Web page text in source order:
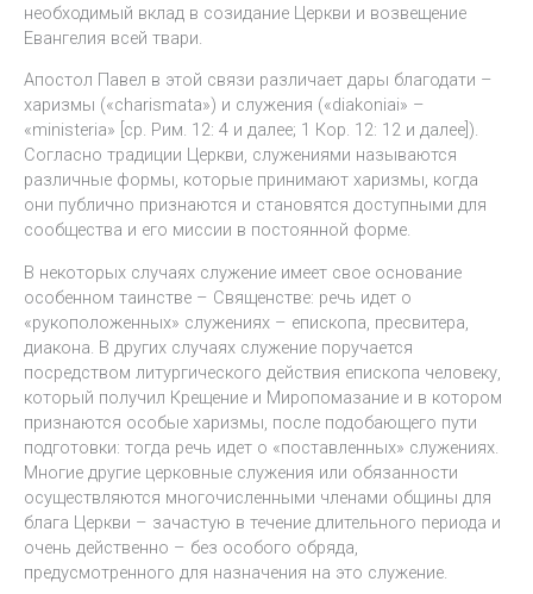
необходимый вклад в созидание Церкви и возвещение
Евангелия всей твари.
Апостол Павел в этой связи различает дары благодати –
харизмы («charismata») и служения («diakoniai» –
«ministeria» [ср. Рим. 12: 4 и далее; 1 Кор. 12: 12 и далее]).
Согласно традиции Церкви, служениями называются
различные формы, которые принимают харизмы, когда
они публично признаются и становятся доступными для
сообщества и его миссии в постоянной форме.
В некоторых случаях служение имеет свое основание
особенном таинстве – Священстве: речь идет о
«рукоположенных» служениях – епископа, пресвитера,
диакона. В других случаях служение поручается
посредством литургического действия епископа человеку,
который получил Крещение и Миропомазание и в котором
признаются особые харизмы, после подобающего пути
подготовки: тогда речь идет о «поставленных» служениях.
Многие другие церковные служения или обязанности
осуществляются многочисленными членами общины для
блага Церкви – зачастую в течение длительного периода и
очень действенно – без особого обряда,
предусмотренного для назначения на это служение.